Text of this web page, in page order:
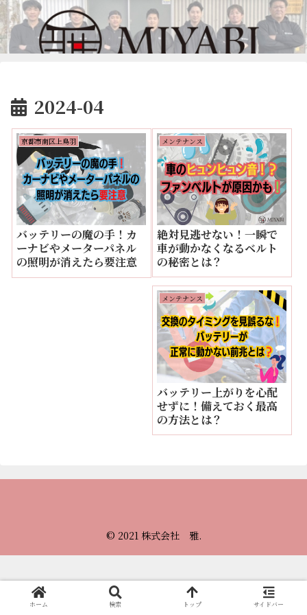
2024-04
京都市南区上鳥羽
バッテリーの魔の手！カ
ーナビやメーターパネル
の照明が消えたら要注意
メンテナンス
絶対見逃せない！一瞬で
車が動かなくなるベルト
の秘密とは？
メンテナンス
バッテリー上がりを心配
せずに！備えておく最高
の方法とは？
© 2021 株式会社 雅.
ホーム 検索 トップ サイドバー